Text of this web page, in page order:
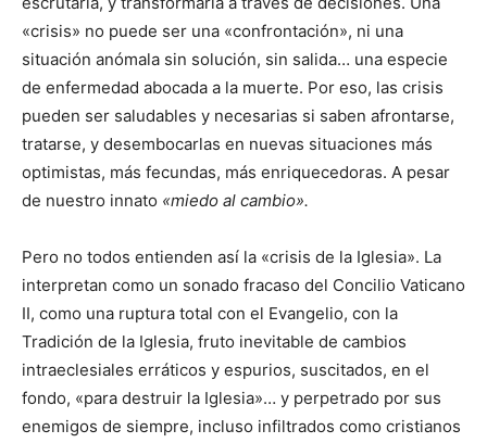
«crisis» no puede ser una «confrontación», ni una
situación anómala sin solución, sin salida… una especie
de enfermedad abocada a la muerte. Por eso, las crisis
pueden ser saludables y necesarias si saben afrontarse,
tratarse, y desembocarlas en nuevas situaciones más
optimistas, más fecundas, más enriquecedoras. A pesar
de nuestro innato «miedo al cambio».
Pero no todos entienden así la «crisis de la Iglesia». La
interpretan como un sonado fracaso del Concilio Vaticano
II, como una ruptura total con el Evangelio, con la
Tradición de la Iglesia, fruto inevitable de cambios
intraeclesiales erráticos y espurios, suscitados, en el
fondo, «para destruir la Iglesia»… y perpetrado por sus
enemigos de siempre, incluso infiltrados como cristianos